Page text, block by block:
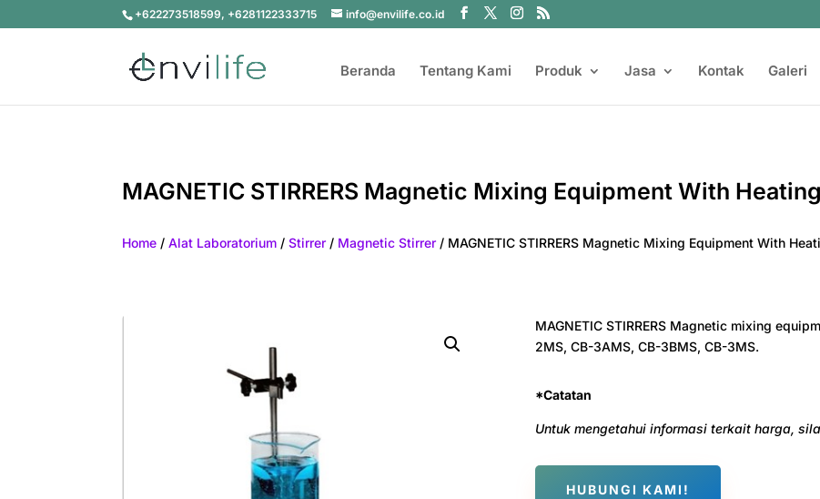
+622273518599, +6281122333715 info@envilife.co.id
Beranda Tentang Kami Produk Jasa Kontak Galeri
MAGNETIC STIRRERS Magnetic Mixing Equipment With Heating
Home /Alat Laboratorium /Stirrer / Magnetic Stirrer / MAGNETIC STIRRERS Magnetic Mixing Equipment With
MAGNETIC STIRRERS Magnetic mixing
2MS, CB-3AMS, CB-3BMS, CB-3MS.
*Catatan
Untuk mengetahui informasi terkait harga,
HUBUNGI KAMI!